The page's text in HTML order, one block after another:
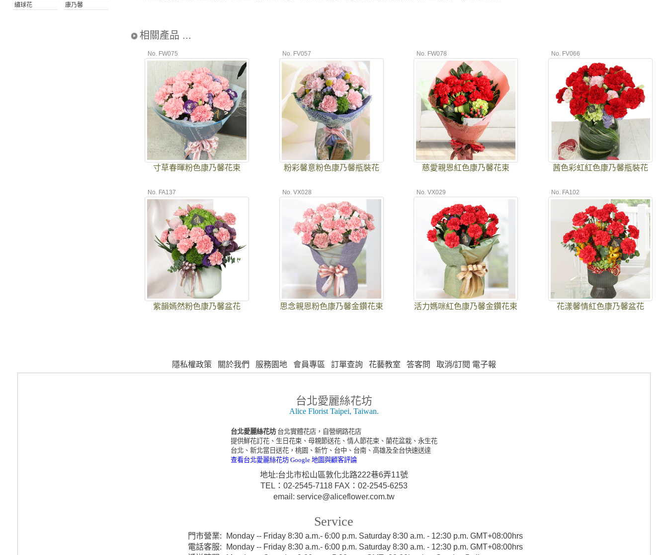
繡球花
康乃馨
相關產品 ...
No. FW075
寸草春暉粉色康乃馨花束
No. FV057
粉彩馨意粉色康乃馨瓶裝花
No. FW078
慈愛親恩紅色康乃馨花束
No. FV066
茜色彩虹紅色康乃馨瓶裝花
No. FA137
紫韻嫣然粉色康乃馨盆花
No. VX028
思念親恩粉色康乃馨金鑽花束
No. VX029
活力媽咪紅色康乃馨金鑽花束
No. FA102
花漾馨情紅色康乃馨盆花
隱私權政策 關於我們 服務園地 會員專區 訂單查詢 花藝教室 答客問 取消/訂閱 電子報
台北愛麗絲花坊
Alice Florist Taipei, Taiwan.
台北愛麗絲花坊 台北實體花店，自營網路花店
提供鮮花訂花、生日花束、母親節送花、情人節花束、蘭花盆栽、永生花
台北、新北當日送花，桃園、新竹、台中、台南、高雄及全台快速送達
查看台北愛麗絲花坊 Google 地圖與顧客評論
地址:台北市松山區敦化北路222巷6弄11號
TEL：02-2545-7118 FAX：02-2545-6253
email: service@aliceflower.com.tw
Service
門市營業:
Monday -- Friday 8:30 a.m.- 6:00 p.m. Saturday 8:30 a.m. - 12:30 p.m. GMT+08:00hrs
電話客服:
Monday -- Friday 8:30 a.m.- 6:00 p.m. Saturday 8:30 a.m. - 12:30 p.m. GMT+08:00hrs